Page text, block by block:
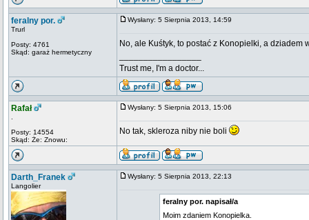
feralny por.
Trurl
Posty: 4761
Skąd: garaż hermetyczny
Wysłany: 5 Sierpnia 2013, 14:59
No, ale Kuśtyk, to postać z Konopielki, a dziadem
Trust me, I'm a doctor...
Rafał
Posty: 14554
Skąd: Że: Znowu:
Wysłany: 5 Sierpnia 2013, 15:06
No tak, skleroza niby nie boli
Darth_Franek
Langolier
Wysłany: 5 Sierpnia 2013, 22:13
feralny por. napisał/a
Moim zdaniem Konopielka.